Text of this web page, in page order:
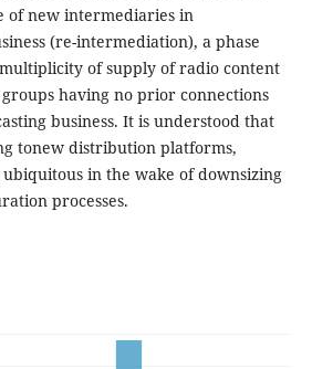
of new intermediaries in
(re-intermediation), a phase
of supply of radio content
having no prior connections
business. It is understood that
tonew distribution platforms,
in the wake of downsizing
processes.